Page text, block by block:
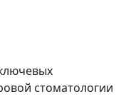
стоматологии